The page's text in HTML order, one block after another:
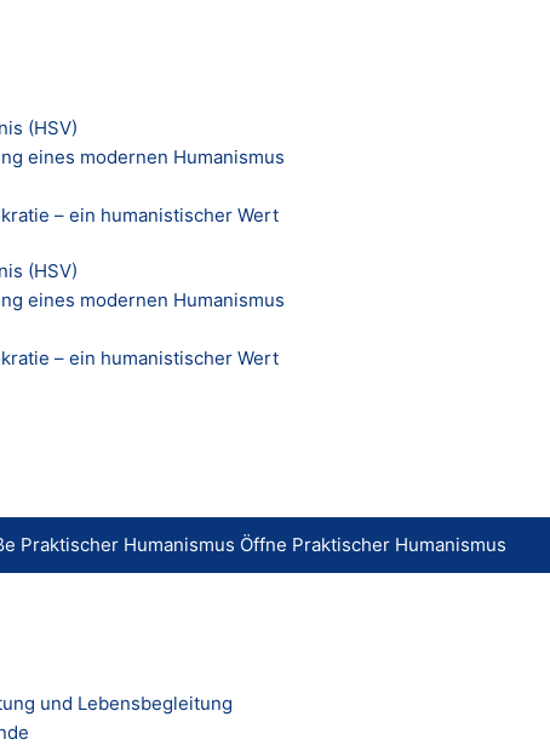
(HSV)
eines modernen Humanismus
– ein humanistischer Wert
(HSV)
eines modernen Humanismus
– ein humanistischer Wert
Praktischer Humanismus Öffne Praktischer Humanismus
und Lebensbegleitung